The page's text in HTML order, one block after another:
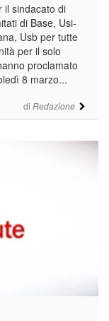
di Redazione
il sindacato di
di Base, Usi-
Usb per tutte
per il solo
proclamato
8 marzo...